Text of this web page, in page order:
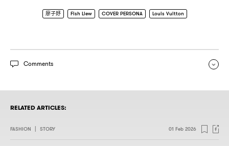
廖子妤 Fish Liew COVER PERSONA Louis Vuitton
Comments
RELATED ARTICLES:
FASHION | STORY 01 Feb 2026